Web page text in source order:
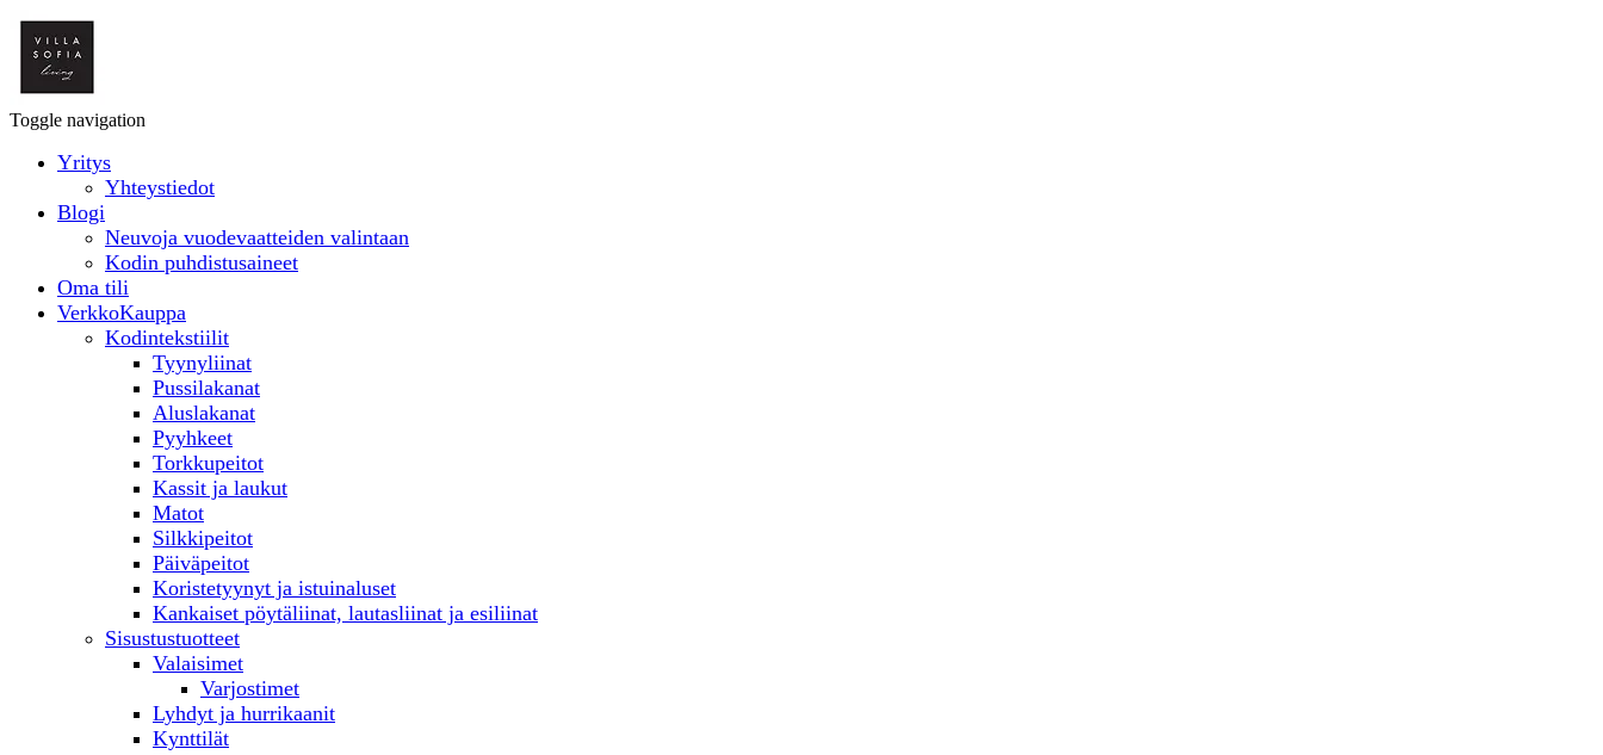
Toggle navigation
Yritys
Yhteystiedot
Blogi
Neuvoja vuodevaatteiden valintaan
Kodin puhdistusaineet
Oma tili
VerkkoKauppa
Kodintekstiilit
Tyynyliinat
Pussilakanat
Aluslakanat
Pyyhkeet
Torkkupeitot
Kassit ja laukut
Matot
Silkkipeitot
Päiväpeitot
Koristetyynyt ja istuinaluset
Kankaiset pöytäliinat, lautasliinat ja esiliinat
Sisustustuotteet
Valaisimet
Varjostimet
Lyhdyt ja hurrikaanit
Kynttilät